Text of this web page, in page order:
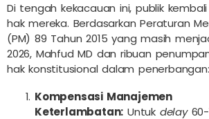
Di tengah kekacauan ini, publik
hak mereka. Berdasarkan Peraturan
(PM) 89 Tahun 2015 yang masih
2026, Mahfud MD dan ribuan
hak konstitusional dalam penerbangan:
Kompensasi Manajemen
Keterlambatan: Untuk delay60-